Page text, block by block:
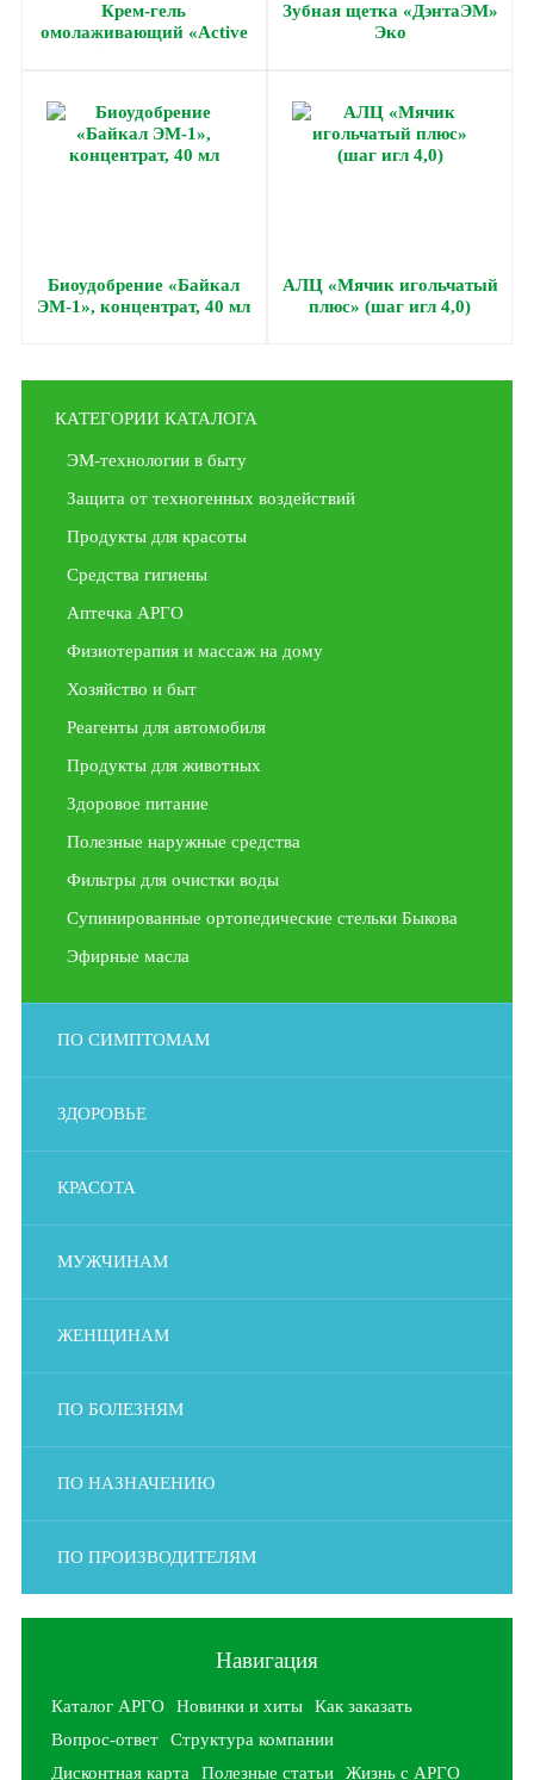
Крем-гель
омолаживающий «Active
Longevity BIA-Gel», 56 мл
Зубная щетка «ДэнтаЭМ»
Эко
Биоудобрение «Байкал
ЭМ-1», концентрат, 40 мл
АЛЦ «Мячик игольчатый
плюс» (шаг игл 4,0)
КАТЕГОРИИ КАТАЛОГА
ЭМ-технологии в быту
Защита от техногенных воздействий
Продукты для красоты
Средства гигиены
Аптечка АРГО
Физиотерапия и массаж на дому
Хозяйство и быт
Реагенты для автомобиля
Продукты для животных
Здоровое питание
Полезные наружные средства
Фильтры для очистки воды
Супинированные ортопедические стельки Быкова
Эфирные масла
ПО СИМПТОМАМ
ЗДОРОВЬЕ
КРАСОТА
МУЖЧИНАМ
ЖЕНЩИНАМ
ПО БОЛЕЗНЯМ
ПО НАЗНАЧЕНИЮ
ПО ПРОИЗВОДИТЕЛЯМ
Навигация
Каталог АРГО Новинки и хиты
Как заказать
Вопрос-ответ
Структура компании
Дисконтная карта
Полезные статьи Жизнь с АРГО